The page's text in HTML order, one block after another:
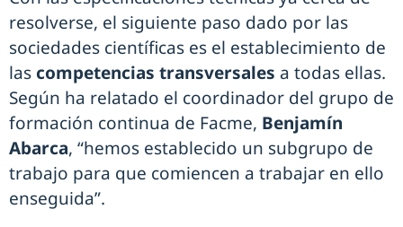
resolverse, el siguiente paso dado por las
sociedades científicas es el establecimiento de
las competencias transversales a todas ellas.
Según ha relatado el coordinador del grupo de
formación continua de Facme, Benjamín
Abarca, “hemos establecido un subgrupo de
trabajo para que comiencen a trabajar en ello
enseguida”.